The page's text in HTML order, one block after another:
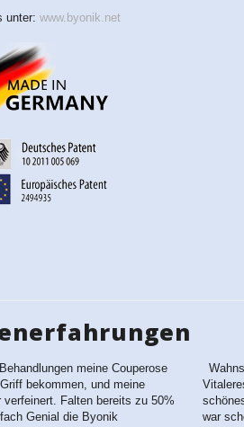
unter: www.byonik.net
meine Couperose
bekommen, und meine
verfeinert. Falten bereits zu 50%
Genial die Byonik
war